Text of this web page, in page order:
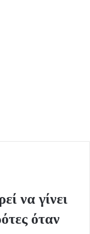
να γίνει
όταν